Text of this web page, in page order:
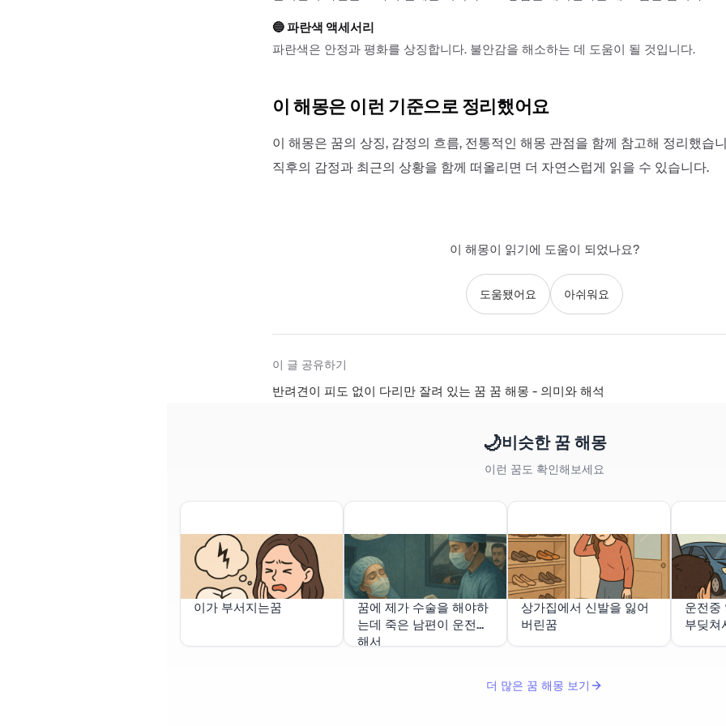
🔵파란색 액세서리
파란색은 안정과 평화를 상징합니다. 불안감을 해소하는 데 도움이 될 것입니다.
이 해몽은 이런 기준으로 정리했어요
이 해몽은 꿈의 상징, 감정의 흐름, 전통적인 해몽 관점을 함께 참고해 정리했습
직후의 감정과 최근의 상황을 함께 떠올리면 더 자연스럽게 읽을 수 있습니다.
이 해몽이 읽기에 도움이 되었나요?
도움됐어요 아쉬워요
이 글 공유하기
반려견이 피도 없이 다리만 잘려 있는 꿈 꿈 해몽 - 의미와 해석
🌙비슷한 꿈 해몽
이런 꿈도 확인해보세요
이가 부서지는꿈
꿈에 제가 수술을 해야하
는데 죽은 남편이 운전을
해서
상가집에서 신발을 잃어
버린꿈
운전중
부딪쳐
더 많은 꿈 해몽 보기